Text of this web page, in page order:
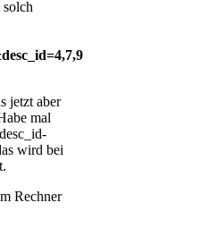
solch
desc_id=4,7,9
jetzt aber
mal
wird bei
Rechner